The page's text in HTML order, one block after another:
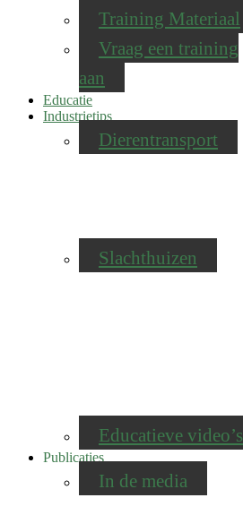
Training Materiaal
Vraag een training
aan
Educatie
Industrietips
Dierentransport
Slachthuizen
Educatieve video’s
Publicaties
In de media